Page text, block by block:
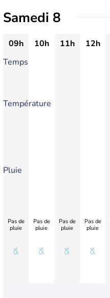
Samedi 8
09h 10h 11h 12h
Temps
Température
Pluie
Pas de
pluie
Pas de
pluie
Pas de
pluie
Pas de
pluie